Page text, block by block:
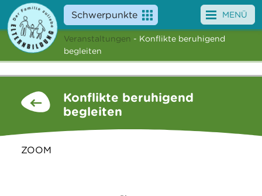
Schwerpunkte
Angebote
News
Über uns
MENÜ
Veranstaltungen - Konflikte beruhigend
begleiten
Konflikte beruhigend
begleiten
ZOOM